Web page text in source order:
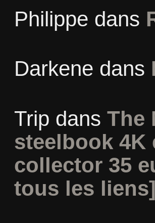
Philippe dans
Darkene dans
Trip dans The
steelbook 4K
collector 35
tous les liens]